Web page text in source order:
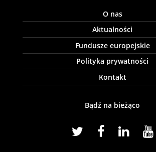
O nas
Aktualności
Fundusze europejskie
Polityka prywatności
Kontakt
Bądź na bieżąco